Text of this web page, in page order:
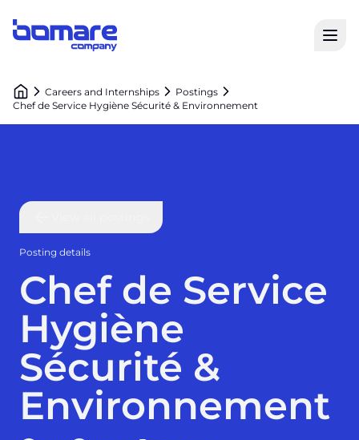
Careers and Internships
Postings
Chef de Service Hygiène Sécurité & Environnement
Posting details
Chef de Service
Hygiène
Sécurité &
Environnement